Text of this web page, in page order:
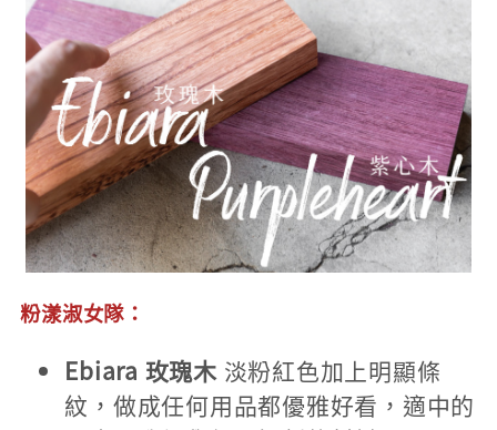
粉漾淑女隊：
Ebiara 玫瑰木淡粉紅色加上明顯條
紋，做成任何用品都優雅好看，適中的